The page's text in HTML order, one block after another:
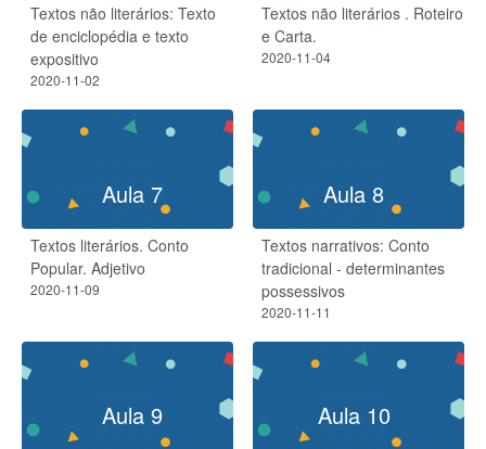
Textos não literários: Texto
de enciclopédia e texto
expositivo
2020-11-02
Textos não literários . Roteiro
e Carta.
2020-11-04
Aula 7
Textos literários. Conto
Popular. Adjetivo
2020-11-09
Aula 8
Textos narrativos: Conto
tradicional - determinantes
possessivos
2020-11-11
Aula 9 Aula 10